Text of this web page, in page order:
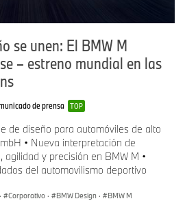
se unen: El BMW M
– estreno mundial en las
de prensa TOP
de diseño para automóviles de alto
• Nueva interpretación de
y precisión en BMW M •
del automovilismo deportivo
· Corporativo · BMW Design · BMW M